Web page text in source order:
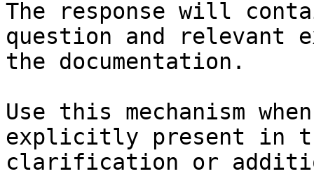
The response will
question and relevant
the documentation.
Use this mechanism
explicitly present in
clarification or